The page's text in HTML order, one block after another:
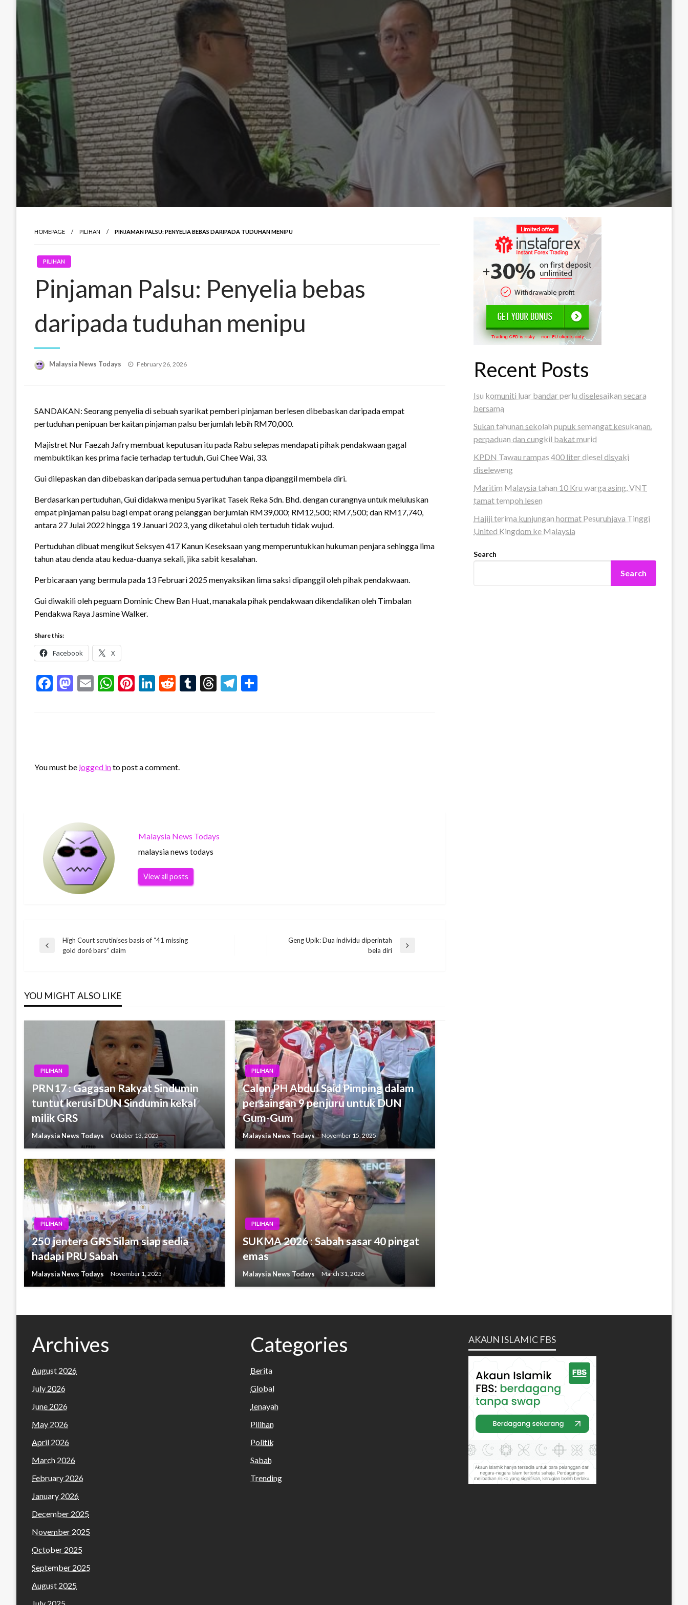
HOMEPAGE PILIHAN PINJAMAN PALSU: PENYELIA BEBAS DARIPADA TUDUHAN MENIPU
PILIHAN
Pinjaman Palsu: Penyelia bebas
daripada tuduhan menipu
Malaysia News Todays
Posted
February 26, 2026
SANDAKAN: Seorang penyelia di sebuah syarikat pemberi pinjaman berlesen dibebaskan daripada empat
pertuduhan penipuan berkaitan pinjaman palsu berjumlah lebih RM70,000.
Majistret Nur Faezah Jafry membuat keputusan itu pada Rabu selepas mendapati pihak pendakwaan gagal
membuktikan kes prima facie terhadap tertuduh, Gui Chee Wai, 33.
Gui dilepaskan dan dibebaskan daripada semua pertuduhan tanpa dipanggil membela diri.
Berdasarkan pertuduhan, Gui didakwa menipu Syarikat Tasek Reka Sdn. Bhd. dengan curangnya untuk meluluskan
empat pinjaman palsu bagi empat orang pelanggan berjumlah RM39,000; RM12,500; RM7,500; dan RM17,740,
antara 27 Julai 2022 hingga 19 Januari 2023, yang diketahui oleh tertuduh tidak wujud.
Pertuduhan dibuat mengikut Seksyen 417 Kanun Keseksaan yang memperuntukkan hukuman penjara sehingga lima
tahun atau denda atau kedua-duanya sekali, jika sabit kesalahan.
Perbicaraan yang bermula pada 13 Februari 2025 menyaksikan lima saksi dipanggil oleh pihak pendakwaan.
Gui diwakili oleh peguam Dominic Chew Ban Huat, manakala pihak pendakwaan dikendalikan oleh Timbalan
Pendakwa Raya Jasmine Walker.
Share this:
Facebook X
Facebook
Mastodon
EmailWhatsApp
Pinterest
LinkedIn
RedditTumblr
Threads
Telegram
You must be logged into post a comment.
Malaysia News Todays
malaysia news todays
View all posts
Post
Previous
High Court scrutinises basis of “41 missing
gold doré bars” claim
Geng Upik: Dua individu diperintah
bela diri
YOU MIGHT ALSO LIKE
PILIHAN
PRN17 : Gagasan Rakyat Sindumin
tuntut kerusi DUN Sindumin kekal
milik GRS
Malaysia News Todays October 13, 2025
PILIHAN
Calon PH Abdul Said Pimping dalam
persaingan 9 penjuru untuk DUN
Gum-Gum
Malaysia News Todays November 15, 2025
PILIHAN
250 jentera GRS Silam siap sedia
hadapi PRU Sabah
Malaysia News Todays November 1, 2025
PILIHAN
SUKMA 2026 : Sabah sasar 40 pingat
emas
Malaysia News Todays March 31, 2026
Recent Posts
Isu komuniti luar bandar perlu diselesaikan secara
bersama
Sukan tahunan sekolah pupuk semangat kesukanan,
perpaduan dan cungkil bakat murid
KPDN Tawau rampas 400 liter diesel disyaki
diseleweng
Maritim Malaysia tahan 10 Kru warga asing, VNT
tamat tempoh lesen
Hajiji terima kunjungan hormat Pesuruhjaya Tinggi
United Kingdom ke Malaysia
Search
Search
Archives
August 2026
July 2026
June 2026
May 2026
April 2026
March 2026
February 2026
January 2026
December 2025
November 2025
October 2025
September 2025
August 2025
Categories
Berita
Global
Jenayah
Pilihan
Politik
Sabah
Trending
AKAUN ISLAMIC FBS